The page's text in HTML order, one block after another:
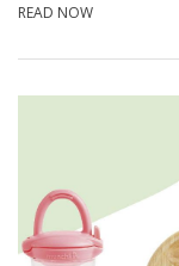
READ NOW